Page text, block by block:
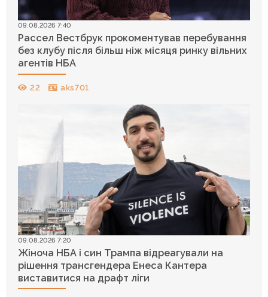
09.08.2026 7:40
Рассел Вестбрук прокоментував перебування
без клубу після більш ніж місяця ринку вільних
агентів НБА
22 aks701
09.08.2026 7:20
Жіноча НБА і син Трампа відреагували на
рішення трансгендера Енеса Кантера
виставитися на драфт ліги